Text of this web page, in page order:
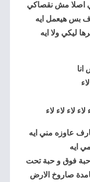
اصلا مش نقصاكي
بس هيعمل ايه
ليكي ولا ايه
لاء لاء لاء
عاوزه مني ايه
ايه
فوق و حبة تحت
صاروخ الارض